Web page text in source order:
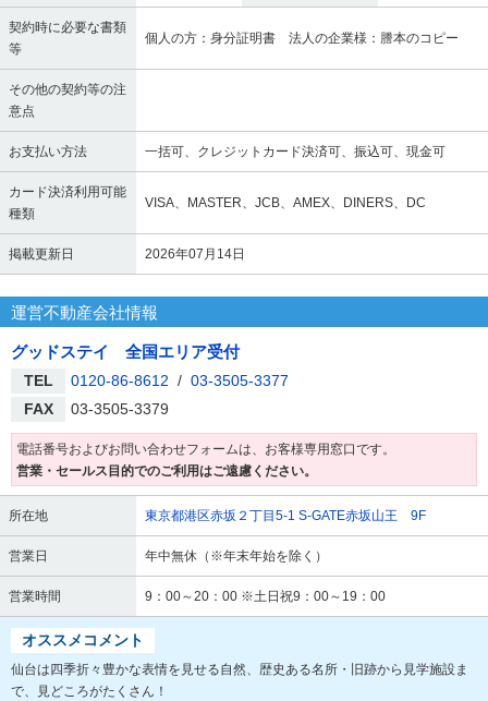
契約時に必要な書類
等
個人の方：身分証明書 法人の企業様：謄本のコピー
その他の契約等の注
意点
お支払い方法 一括可、クレジットカード決済可、振込可、現金可
カード決済利用可能
種類
VISA、MASTER、JCB、AMEX、DINERS、DC
掲載更新日 2026年07月14日
運営不動産会社情報
グッドステイ 全国エリア受付
TEL 0120-86-8612 / 03-3505-3377
FAX
03-3505-3379
電話番号およびお問い合わせフォームは、お客様専用窓口です。
営業・セールス目的でのご利用はご遠慮ください。
所在地 東京都港区赤坂２丁目5-1 S-GATE赤坂山王 9F
営業日 年中無休（※年末年始を除く）
営業時間 9：00～20：00 ※土日祝9：00～19：00
オススメコメント
仙台は四季折々豊かな表情を見せる自然、歴史ある名所・旧跡から見学施設ま
で、見どころがたくさん！